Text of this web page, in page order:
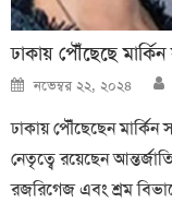
ঢাকায় পৌঁছেছে
Posted
on
নভেম্বর ২২, ২০২৪
ঢাকায় পৌঁছেছেন মার্কিন
নেতৃত্বে রয়েছেন
রজরিগেজ এবং শ্রম